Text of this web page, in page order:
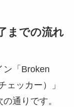
までの流れ
ン「Broken
ェッカー）」
通りです。